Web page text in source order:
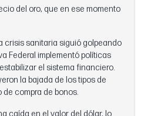
del oro, que en ese momento
crisis sanitaria siguió golpeando
Federal implementó políticas
el sistema financiero.
la bajada de los tipos de
de compra de bonos.
caída en el valor del dólar, lo